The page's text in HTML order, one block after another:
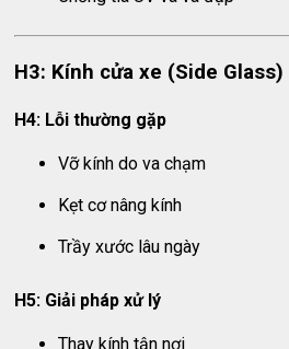
H3: Kính cửa xe (Side Glass)
H4: Lỗi thường gặp
Vỡ kính do va chạm
Kẹt cơ nâng kính
Trầy xước lâu ngày
H5: Giải pháp xử lý
Thay kính tận nơi